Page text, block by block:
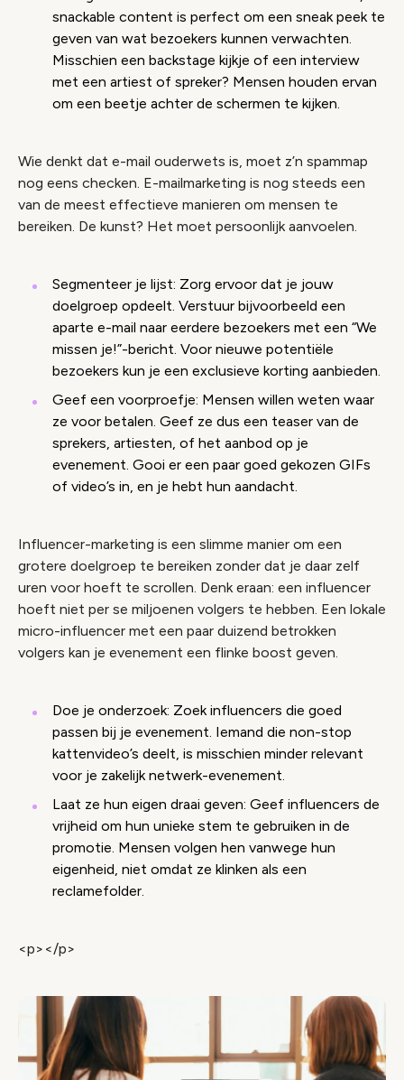
snackable content is perfect om een sneak peek te
geven van wat bezoekers kunnen verwachten.
Misschien een backstage kijkje of een interview
met een artiest of spreker? Mensen houden ervan
om een beetje achter de schermen te kijken.
Wie denkt dat e-mail ouderwets is, moet z’n spammap
nog eens checken. E-mailmarketing is nog steeds een
van de meest effectieve manieren om mensen te
bereiken. De kunst? Het moet persoonlijk aanvoelen.
Segmenteer je lijst: Zorg ervoor dat je jouw
doelgroep opdeelt. Verstuur bijvoorbeeld een
aparte e-mail naar eerdere bezoekers met een “We
missen je!”-bericht. Voor nieuwe potentiële
bezoekers kun je een exclusieve korting aanbieden.
Geef een voorproefje: Mensen willen weten waar
ze voor betalen. Geef ze dus een teaser van de
sprekers, artiesten, of het aanbod op je
evenement. Gooi er een paar goed gekozen GIFs
of video’s in, en je hebt hun aandacht.
Influencer-marketing is een slimme manier om een
grotere doelgroep te bereiken zonder dat je daar zelf
uren voor hoeft te scrollen. Denk eraan: een influencer
hoeft niet per se miljoenen volgers te hebben. Een lokale
micro-influencer met een paar duizend betrokken
volgers kan je evenement een flinke boost geven.
Doe je onderzoek: Zoek influencers die goed
passen bij je evenement. Iemand die non-stop
kattenvideo’s deelt, is misschien minder relevant
voor je zakelijk netwerk-evenement.
Laat ze hun eigen draai geven: Geef influencers de
vrijheid om hun unieke stem te gebruiken in de
promotie. Mensen volgen hen vanwege hun
eigenheid, niet omdat ze klinken als een
reclamefolder.
<p></p>